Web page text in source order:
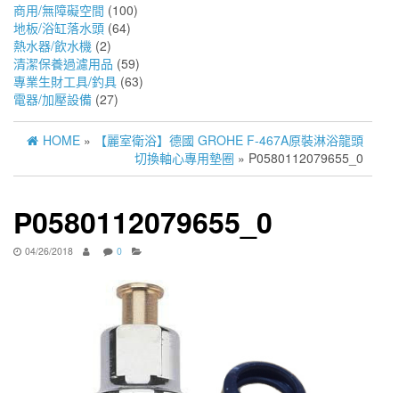
商用/無障礙空間 (100)
地板/浴缸落水頭 (64)
熱水器/飲水機 (2)
清潔保養過濾用品 (59)
專業生財工具/釣具 (63)
電器/加壓設備 (27)
HOME »
【麗室衛浴】德國 GROHE F-467A原裝淋浴龍頭
切換軸心專用墊圈 » P0580112079655_0
P0580112079655_0
04/26/2018 0